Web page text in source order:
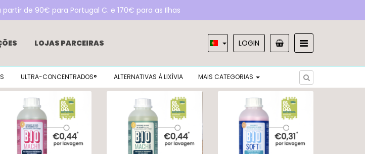
partir de 90€ para Portugal C. e 170€ para as Ilhas
LOJAS PARCEIRAS
DETERGENTES BEE EXCLUSIVOS AUCHAN
INOKEM
LOGIN
ULTRA-CONCENTRADOS® ALTERNATIVAS À LIXÍVIA MAIS CATEGORIAS